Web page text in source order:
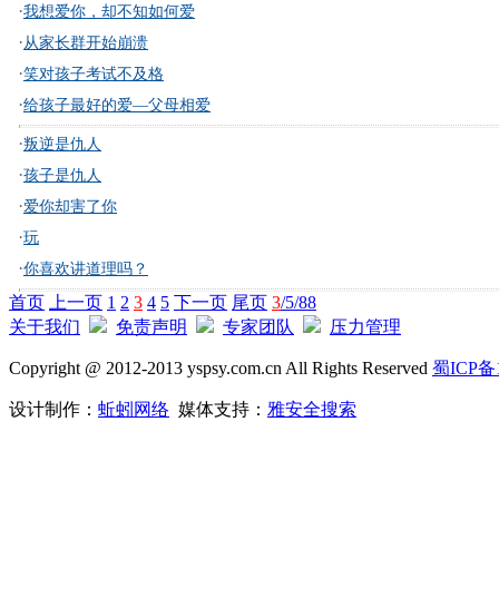
·我想爱你，却不知如何爱
·从家长群开始崩溃
·笑对孩子考试不及格
·给孩子最好的爱—父母相爱
·叛逆是仇人
·孩子是仇人
·爱你却害了你
·玩
·你喜欢讲道理吗？
首页 上一页 1 2 3 4 5 下一页 尾页 3/5/88
关于我们
免责声明 专家团队 压力管理
Copyright @ 2012-2013 yspsy.com.cn All Rights Reserved 蜀ICP备
设计制作： 蚯蚓网络 媒体支持： 雅安全搜索